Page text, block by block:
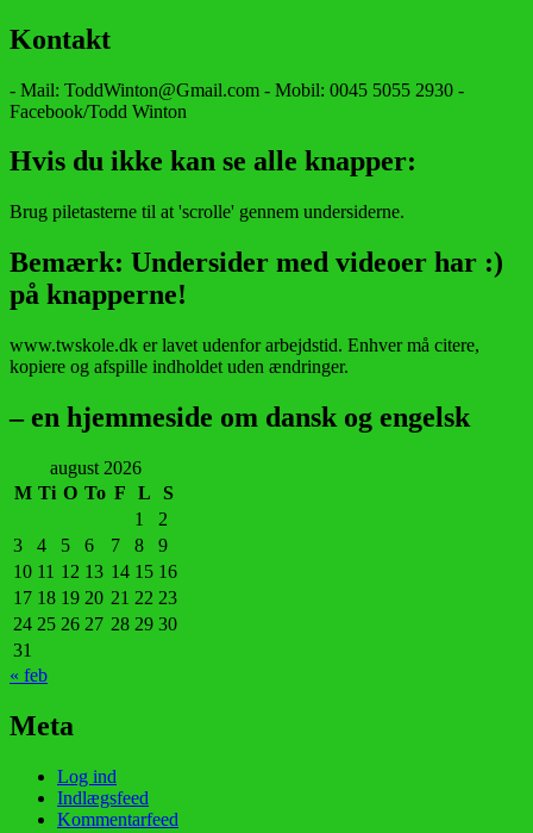
Kontakt
- Mail: ToddWinton@Gmail.com - Mobil: 0045 5055 2930 -
Facebook/Todd Winton
Hvis du ikke kan se alle knapper:
Brug piletasterne til at 'scrolle' gennem undersiderne.
Bemærk: Undersider med videoer har :)
på knapperne!
www.twskole.dk er lavet udenfor arbejdstid. Enhver må citere,
kopiere og afspille indholdet uden ændringer.
– en hjemmeside om dansk og engelsk
august 2026
M Ti O To F L
S
1
2
3
4 5 6 7 8
9
10 11 12 13 14 15 16
17 18 19 20 21 22 23
24 25 26 27 28 29 30
31
« feb
Meta
Log ind
Indlægsfeed
Kommentarfeed